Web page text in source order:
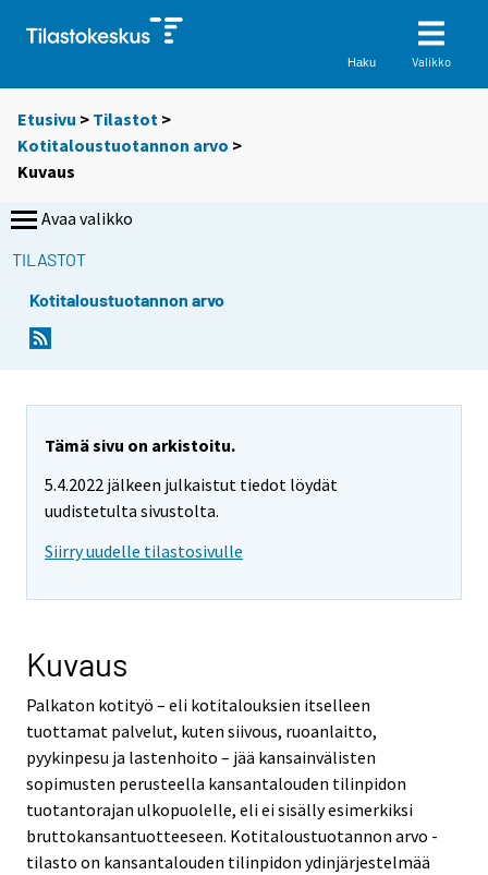
Haku Valikko
Etusivu > Tilastot >
Kotitaloustuotannon arvo >
Kuvaus
Avaa valikko
TILASTOT
Kotitaloustuotannon arvo
Tämä sivu on arkistoitu.
5.4.2022 jälkeen julkaistut tiedot löydät
uudistetulta sivustolta.
Siirry uudelle tilastosivulle
Kuvaus
Palkaton kotityö – eli kotitalouksien itselleen
tuottamat palvelut, kuten siivous, ruoanlaitto,
pyykinpesu ja lastenhoito – jää kansainvälisten
sopimusten perusteella kansantalouden tilinpidon
tuotantorajan ulkopuolelle, eli ei sisälly esimerkiksi
bruttokansantuotteeseen. Kotitaloustuotannon arvo -
tilasto on kansantalouden tilinpidon ydinjärjestelmää